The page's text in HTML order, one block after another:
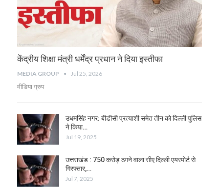
केंद्रीय शिक्षा मंत्री धर्मेंद्र प्रधान ने दिया इस्तीफा
MEDIA GROUP Jul 25, 2026
मीडिया ग्रुप
उधमसिंह नगर: बीडीसी प्रत्याशी समेत तीन को दिल्ली पुलिस
ने किया…
Jul 19, 2025
उत्तराखंड : 750 करोड़ ठगने वाला सीए दिल्ली एयरपोर्ट से
गिरफ्तार,…
Jul 7, 2025